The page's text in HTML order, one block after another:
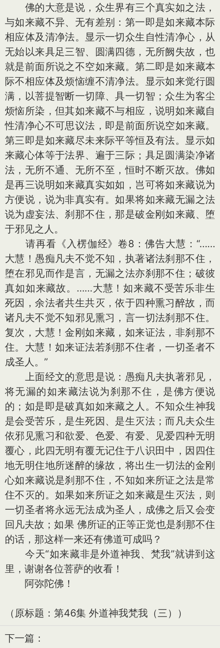
佛的大意是说，众生界有三个真实如之法，
与如来藏不异、无有差别：第一即是如来藏本际
相应体及清净法。显示一切众生自性清净心，从
无始以来具足三智、圆满四德，无所阙失故，也
就是前面所说之不空如来藏。第二即是如来藏本
际不相应体及烦恼缠不清净法。显示如来觉行圆
满，以菩提智断一切障、具一切智；众生为客尘
烦恼所染，但其如来藏不与相应，说明如来藏自
性清净心不可思议法，即是前面所说空如来藏。
第三即是如来藏尽未来际平等恒及有法。显示如
来藏心体等于法界、遍于三际；具足圆满染净诸
法，无所不通、无所不至，恒时不断灭故。佛如
是再三说明如来藏真实如如，岂可将如来藏说为
方便说，说为非真实有。如果将如来藏无漏之法
说为虚妄法、刹那不住，那是破金刚如来藏、堕
于邪见之人。
请再看《入楞伽经》卷8：佛告大慧：“……
大慧！愚痴凡夫不觉不知，执著诸法刹那不住，
堕在邪见而作是言，无漏之法亦刹那不住；破彼
真如如来藏故。……大慧！如来藏不受苦乐非生
死因，余法者共生共灭，依于四种熏习醉故，而
诸凡夫不觉不知邪见熏习，言一切法刹那不住。
复次，大慧！金刚如来藏，如来证法，非刹那不
住。大慧！如来证法若刹那不住者，一切圣者不
成圣人。”
上面经文的意思是说：愚痴凡夫执著邪见，
将无漏的如来藏法说为刹那不住，是佛方便说
的；如是即是破真如如来藏之人。不知众生神我
是会受苦乐，是生死因、是生灭法；而凡夫众生
依邪见熏习和欲爱、色爱、有爱、见爱四种无明
覆心，此四无明有覆无记住于八识田中，因四住
地无明住地所迷醉的缘故，将出生一切法的金刚
心如来藏说是刹那不住，不知如来所证之法是常
住不灭的。如果如来所证之如来藏是生灭法，则
一切圣者将永远无法成为圣人，成佛之后又会变
回凡夫故；如果 佛所证的正等正觉也是刹那不住
的话，那这样一来还有佛道可成吗？
今天“如来藏非是外道神我、梵我”就讲到这
里，谢谢各位菩萨的收看！
阿弥陀佛！
（原标题：第46集 外道神我梵我（三））
下一篇：